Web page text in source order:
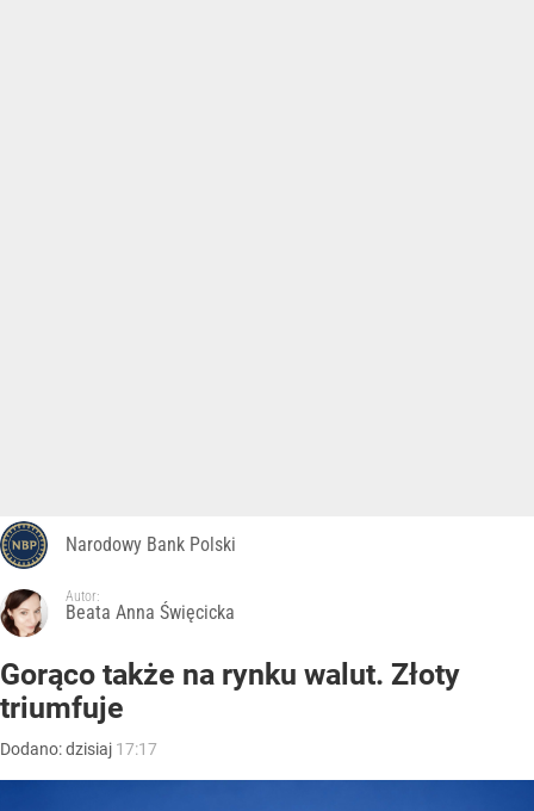
Narodowy Bank Polski
Autor:
Beata Anna Święcicka
Gorąco także na rynku walut. Złoty
triumfuje
Dodano:dzisiaj 17:17